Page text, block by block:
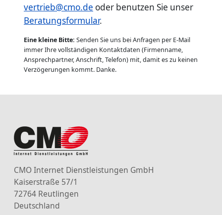
vertrieb@cmo.de oder benutzen Sie unser
Beratungsformular.
Eine kleine Bitte: Senden Sie uns bei Anfragen per E-Mail
immer Ihre vollständigen Kontaktdaten (Firmenname,
Ansprechpartner, Anschrift, Telefon) mit, damit es zu keinen
Verzögerungen kommt. Danke.
CMO Internet Dienstleistungen GmbH
Kaiserstraße 57/1
72764 Reutlingen
Deutschland